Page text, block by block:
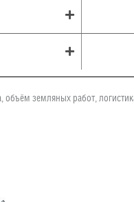
земляных работ,